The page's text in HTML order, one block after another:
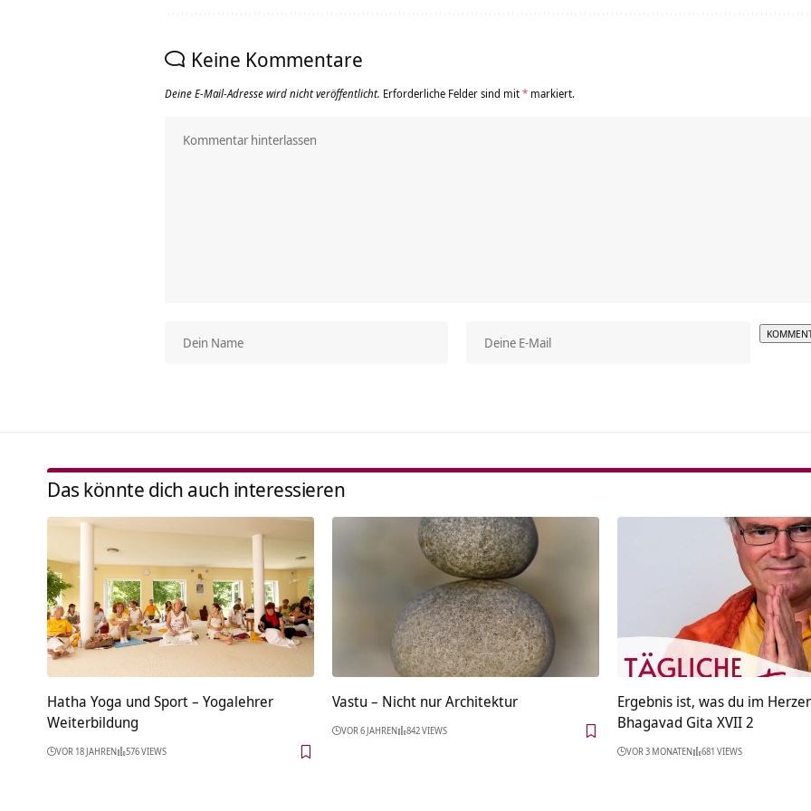
Keine Kommentare
Deine E-Mail-Adresse wird nicht veröffentlicht. Erforderliche Felder sind mit* markiert.
Das könnte dich auch interessieren
Hatha Yoga und Sport – Yogalehrer
Weiterbildung
VOR 18 JAHREN 576 VIEWS
Vastu – Nicht nur Architektur
VOR 6 JAHREN 842 VIEWS
Ergebnis ist, was du im
Bhagavad Gita XVII 2
VOR 3 MONATEN 681 VIEWS